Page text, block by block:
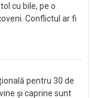
cu bile, pe o
Conflictul ar fi
pentru 30 de
și caprine sunt